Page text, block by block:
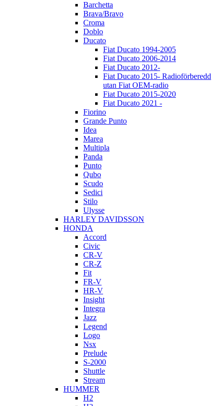
Barchetta
Brava/Bravo
Croma
Doblo
Ducato
Fiat Ducato 1994-2005
Fiat Ducato 2006-2014
Fiat Ducato 2012-
Fiat Ducato 2015- Radioförberedd
utan Fiat OEM-radio
Fiat Ducato 2015-2020
Fiat Ducato 2021 -
Fiorino
Grande Punto
Idea
Marea
Multipla
Panda
Punto
Qubo
Scudo
Sedici
Stilo
Ulysse
HARLEY DAVIDSSON
HONDA
Accord
Civic
CR-V
CR-Z
Fit
FR-V
HR-V
Insight
Integra
Jazz
Legend
Logo
Nsx
Prelude
S-2000
Shuttle
Stream
HUMMER
H2